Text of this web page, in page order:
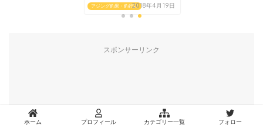
アジング釣果・釣行記2018年4月19日
スポンサーリンク
ホーム プロフィール カテゴリー一覧 フォロー